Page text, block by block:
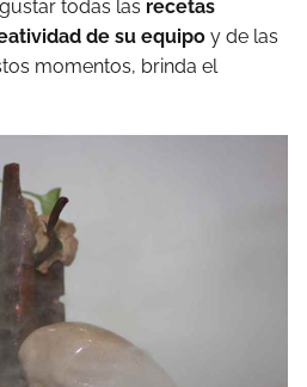
todas las recetas
de su equipo y de las
momentos, brinda el